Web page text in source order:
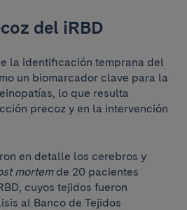
del iRBD
la identificación temprana del
un biomarcador clave para la
lo que resulta
precoz y en la intervención
en detalle los cerebros y
mortemde 20 pacientes
cuyos tejidos fueron
al Banco de Tejidos